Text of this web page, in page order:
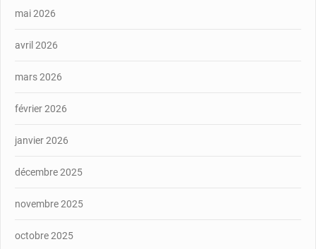
mai 2026
avril 2026
mars 2026
février 2026
janvier 2026
décembre 2025
novembre 2025
octobre 2025